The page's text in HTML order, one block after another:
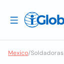
Mexico/Soldadoras